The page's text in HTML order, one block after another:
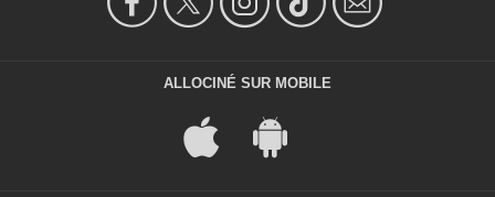
ALLOCINÉ SUR MOBILE